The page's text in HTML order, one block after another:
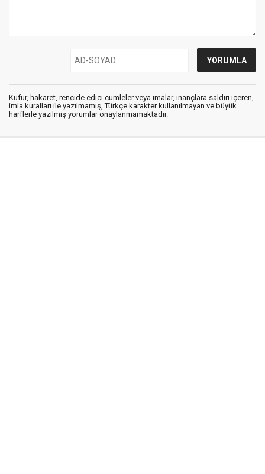
Küfür, hakaret, rencide edici cümleler veya imalar, inançlara saldırı içeren,
imla kuralları ile yazılmamış, Türkçe karakter kullanılmayan ve büyük
harflerle yazılmış yorumlar onaylanmamaktadır.